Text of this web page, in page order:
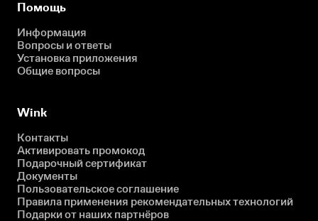
Помощь
Информация
Вопросы и ответы
Установка приложения
Общие вопросы
Wink
Контакты
Активировать промокод
Подарочный сертификат
Документы
Пользовательское соглашение
Правила применения рекомендательных технологий
Подарки от наших партнёров